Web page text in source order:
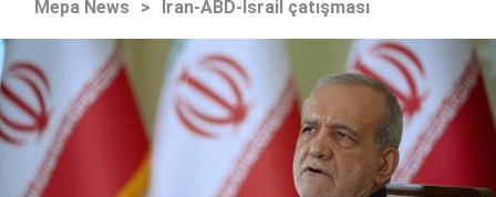
Mepa News > İran-ABD-İsrail çatışması